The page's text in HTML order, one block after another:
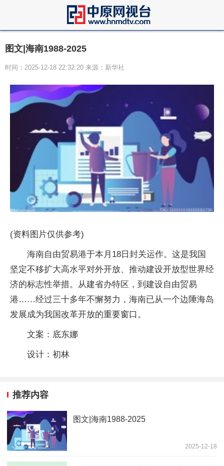
图文|海南1988-2025
时间：2025-12-18 22:32:20 来源：新华社
(资料图片仅供参考)
海南自由贸易港于本月18日封关运作。这是我国
坚定不移扩大高水平对外开放、推动建设开放型世界经
济的标志性举措。从建省办特区，到建设自由贸易
港……经过三十多年不懈努力，海南已从一个边陲海岛
发展成为我国改革开放的重要窗口。
文案：底东娜
设计：初林
推荐内容
图文|海南1988-2025
2025-12-18